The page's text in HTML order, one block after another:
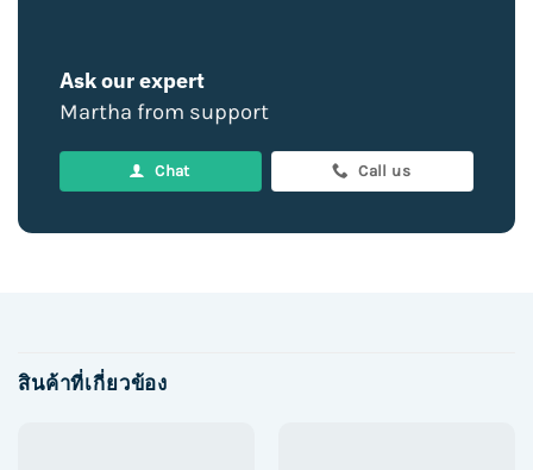
Ask our expert
Martha from support
Chat Call us
สินค้าที่เกี่ยวข้อง